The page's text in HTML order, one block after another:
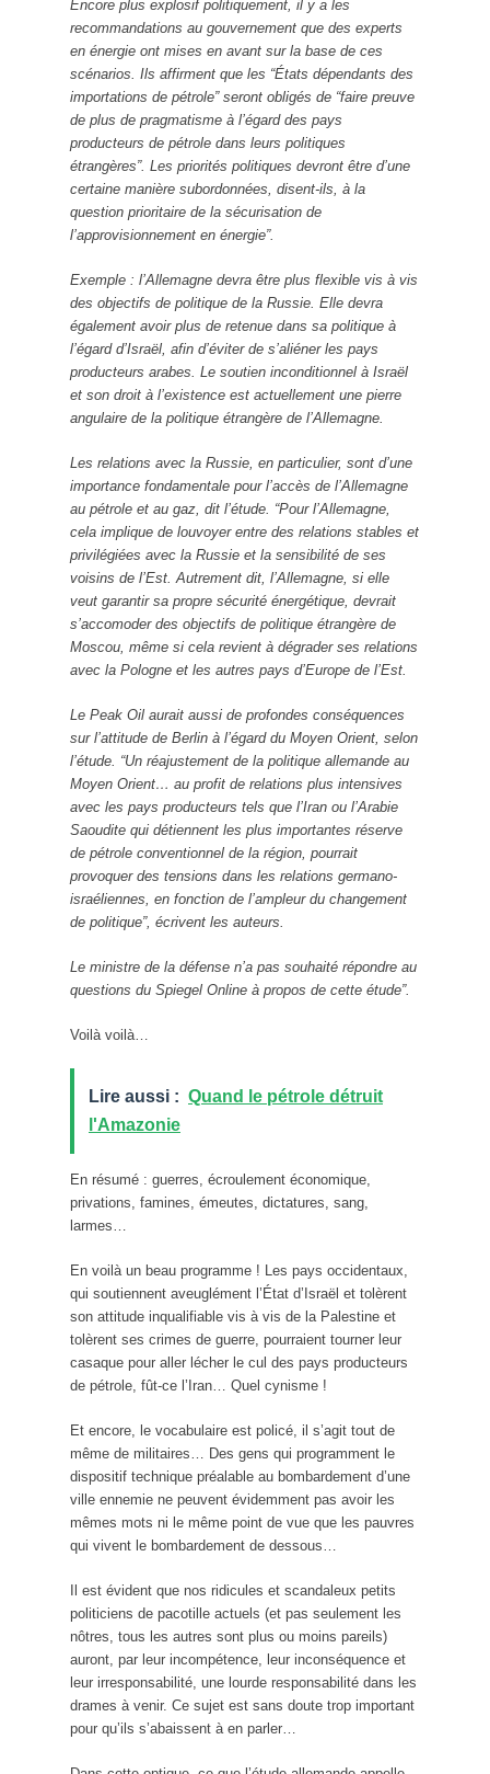
Encore plus explosif politiquement, il y a les
recommandations au gouvernement que des experts
en énergie ont mises en avant sur la base de ces
scénarios. Ils affirment que les “États dépendants des
importations de pétrole” seront obligés de “faire preuve
de plus de pragmatisme à l’égard des pays
producteurs de pétrole dans leurs politiques
étrangères”. Les priorités politiques devront être d’une
certaine manière subordonnées, disent-ils, à la
question prioritaire de la sécurisation de
l’approvisionnement en énergie”.
Exemple : l’Allemagne devra être plus flexible vis à vis
des objectifs de politique de la Russie. Elle devra
également avoir plus de retenue dans sa politique à
l’égard d’Israël, afin d’éviter de s’aliéner les pays
producteurs arabes. Le soutien inconditionnel à Israël
et son droit à l’existence est actuellement une pierre
angulaire de la politique étrangère de l’Allemagne.
Les relations avec la Russie, en particulier, sont d’une
importance fondamentale pour l’accès de l’Allemagne
au pétrole et au gaz, dit l’étude. “Pour l’Allemagne,
cela implique de louvoyer entre des relations stables et
privilégiées avec la Russie et la sensibilité de ses
voisins de l’Est. Autrement dit, l’Allemagne, si elle
veut garantir sa propre sécurité énergétique, devrait
s’accomoder des objectifs de politique étrangère de
Moscou, même si cela revient à dégrader ses relations
avec la Pologne et les autres pays d’Europe de l’Est.
Le Peak Oil aurait aussi de profondes conséquences
sur l’attitude de Berlin à l’égard du Moyen Orient, selon
l’étude. “Un réajustement de la politique allemande au
Moyen Orient… au profit de relations plus intensives
avec les pays producteurs tels que l’Iran ou l’Arabie
Saoudite qui détiennent les plus importantes réserve
de pétrole conventionnel de la région, pourrait
provoquer des tensions dans les relations germano-
israéliennes, en fonction de l’ampleur du changement
de politique”, écrivent les auteurs.
Le ministre de la défense n’a pas souhaité répondre au
questions du Spiegel Online à propos de cette étude”.
Voilà voilà…
Lire aussi : Quand le pétrole détruit
l'Amazonie
En résumé : guerres, écroulement économique,
privations, famines, émeutes, dictatures, sang,
larmes…
En voilà un beau programme ! Les pays occidentaux,
qui soutiennent aveuglément l’État d’Israël et tolèrent
son attitude inqualifiable vis à vis de la Palestine et
tolèrent ses crimes de guerre, pourraient tourner leur
casaque pour aller lécher le cul des pays producteurs
de pétrole, fût-ce l’Iran… Quel cynisme !
Et encore, le vocabulaire est policé, il s’agit tout de
même de militaires… Des gens qui programment le
dispositif technique préalable au bombardement d’une
ville ennemie ne peuvent évidemment pas avoir les
mêmes mots ni le même point de vue que les pauvres
qui vivent le bombardement de dessous…
Il est évident que nos ridicules et scandaleux petits
politiciens de pacotille actuels (et pas seulement les
nôtres, tous les autres sont plus ou moins pareils)
auront, par leur incompétence, leur inconséquence et
leur irresponsabilité, une lourde responsabilité dans les
drames à venir. Ce sujet est sans doute trop important
pour qu’ils s’abaissent à en parler…